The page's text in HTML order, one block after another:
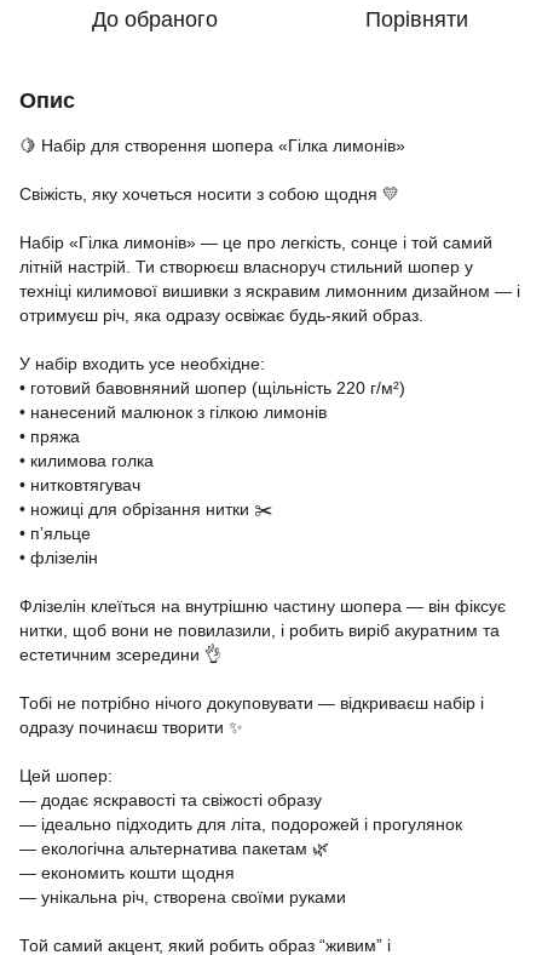
До обраного Порівняти
Опис
🍋 Набір для створення шопера «Гілка лимонів»
Свіжість, яку хочеться носити з собою щодня 💛
Набір «Гілка лимонів» — це про легкість, сонце і той самий
літній настрій. Ти створюєш власноруч стильний шопер у
техніці килимової вишивки з яскравим лимонним дизайном — і
отримуєш річ, яка одразу освіжає будь-який образ.
У набір входить усе необхідне:
• готовий бавовняний шопер (щільність 220 г/м²)
• нанесений малюнок з гілкою лимонів
• пряжа
• килимова голка
• нитковтягувач
• ножиці для обрізання нитки ✂️
• пʼяльце
• флізелін
Флізелін клеїться на внутрішню частину шопера — він фіксує
нитки, щоб вони не повилазили, і робить виріб акуратним та
естетичним зсередини 👌
Тобі не потрібно нічого докуповувати — відкриваєш набір і
одразу починаєш творити ✨
Цей шопер:
— додає яскравості та свіжості образу
— ідеально підходить для літа, подорожей і прогулянок
— екологічна альтернатива пакетам 🌿
— економить кошти щодня
— унікальна річ, створена своїми руками
Той самий акцент, який робить образ “живим” і